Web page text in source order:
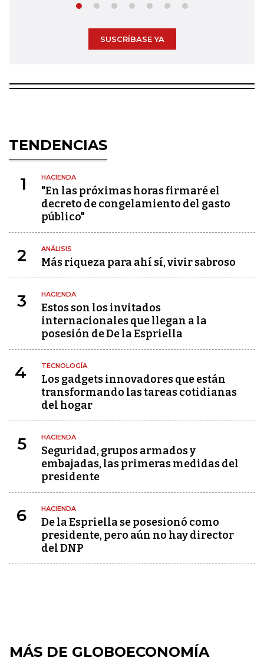
SUSCRÍBASE YA
TENDENCIAS
1 HACIENDA
"En las próximas horas firmaré el
decreto de congelamiento del gasto
público"
2 ANÁLISIS
Más riqueza para ahí sí, vivir sabroso
3 HACIENDA
Estos son los invitados
internacionales que llegan a la
posesión de De la Espriella
4 TECNOLOGÍA
Los gadgets innovadores que están
transformando las tareas cotidianas
del hogar
5 HACIENDA
Seguridad, grupos armados y
embajadas, las primeras medidas del
presidente
6 HACIENDA
De la Espriella se posesionó como
presidente, pero aún no hay director
del DNP
MÁS DE GLOBOECONOMÍA